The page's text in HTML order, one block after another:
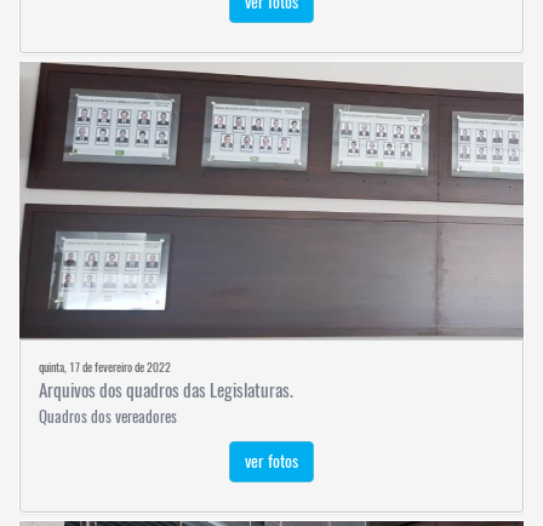
quinta, 17 de fevereiro de 2022
Arquivos dos quadros das Legislaturas.
Quadros dos vereadores
ver fotos